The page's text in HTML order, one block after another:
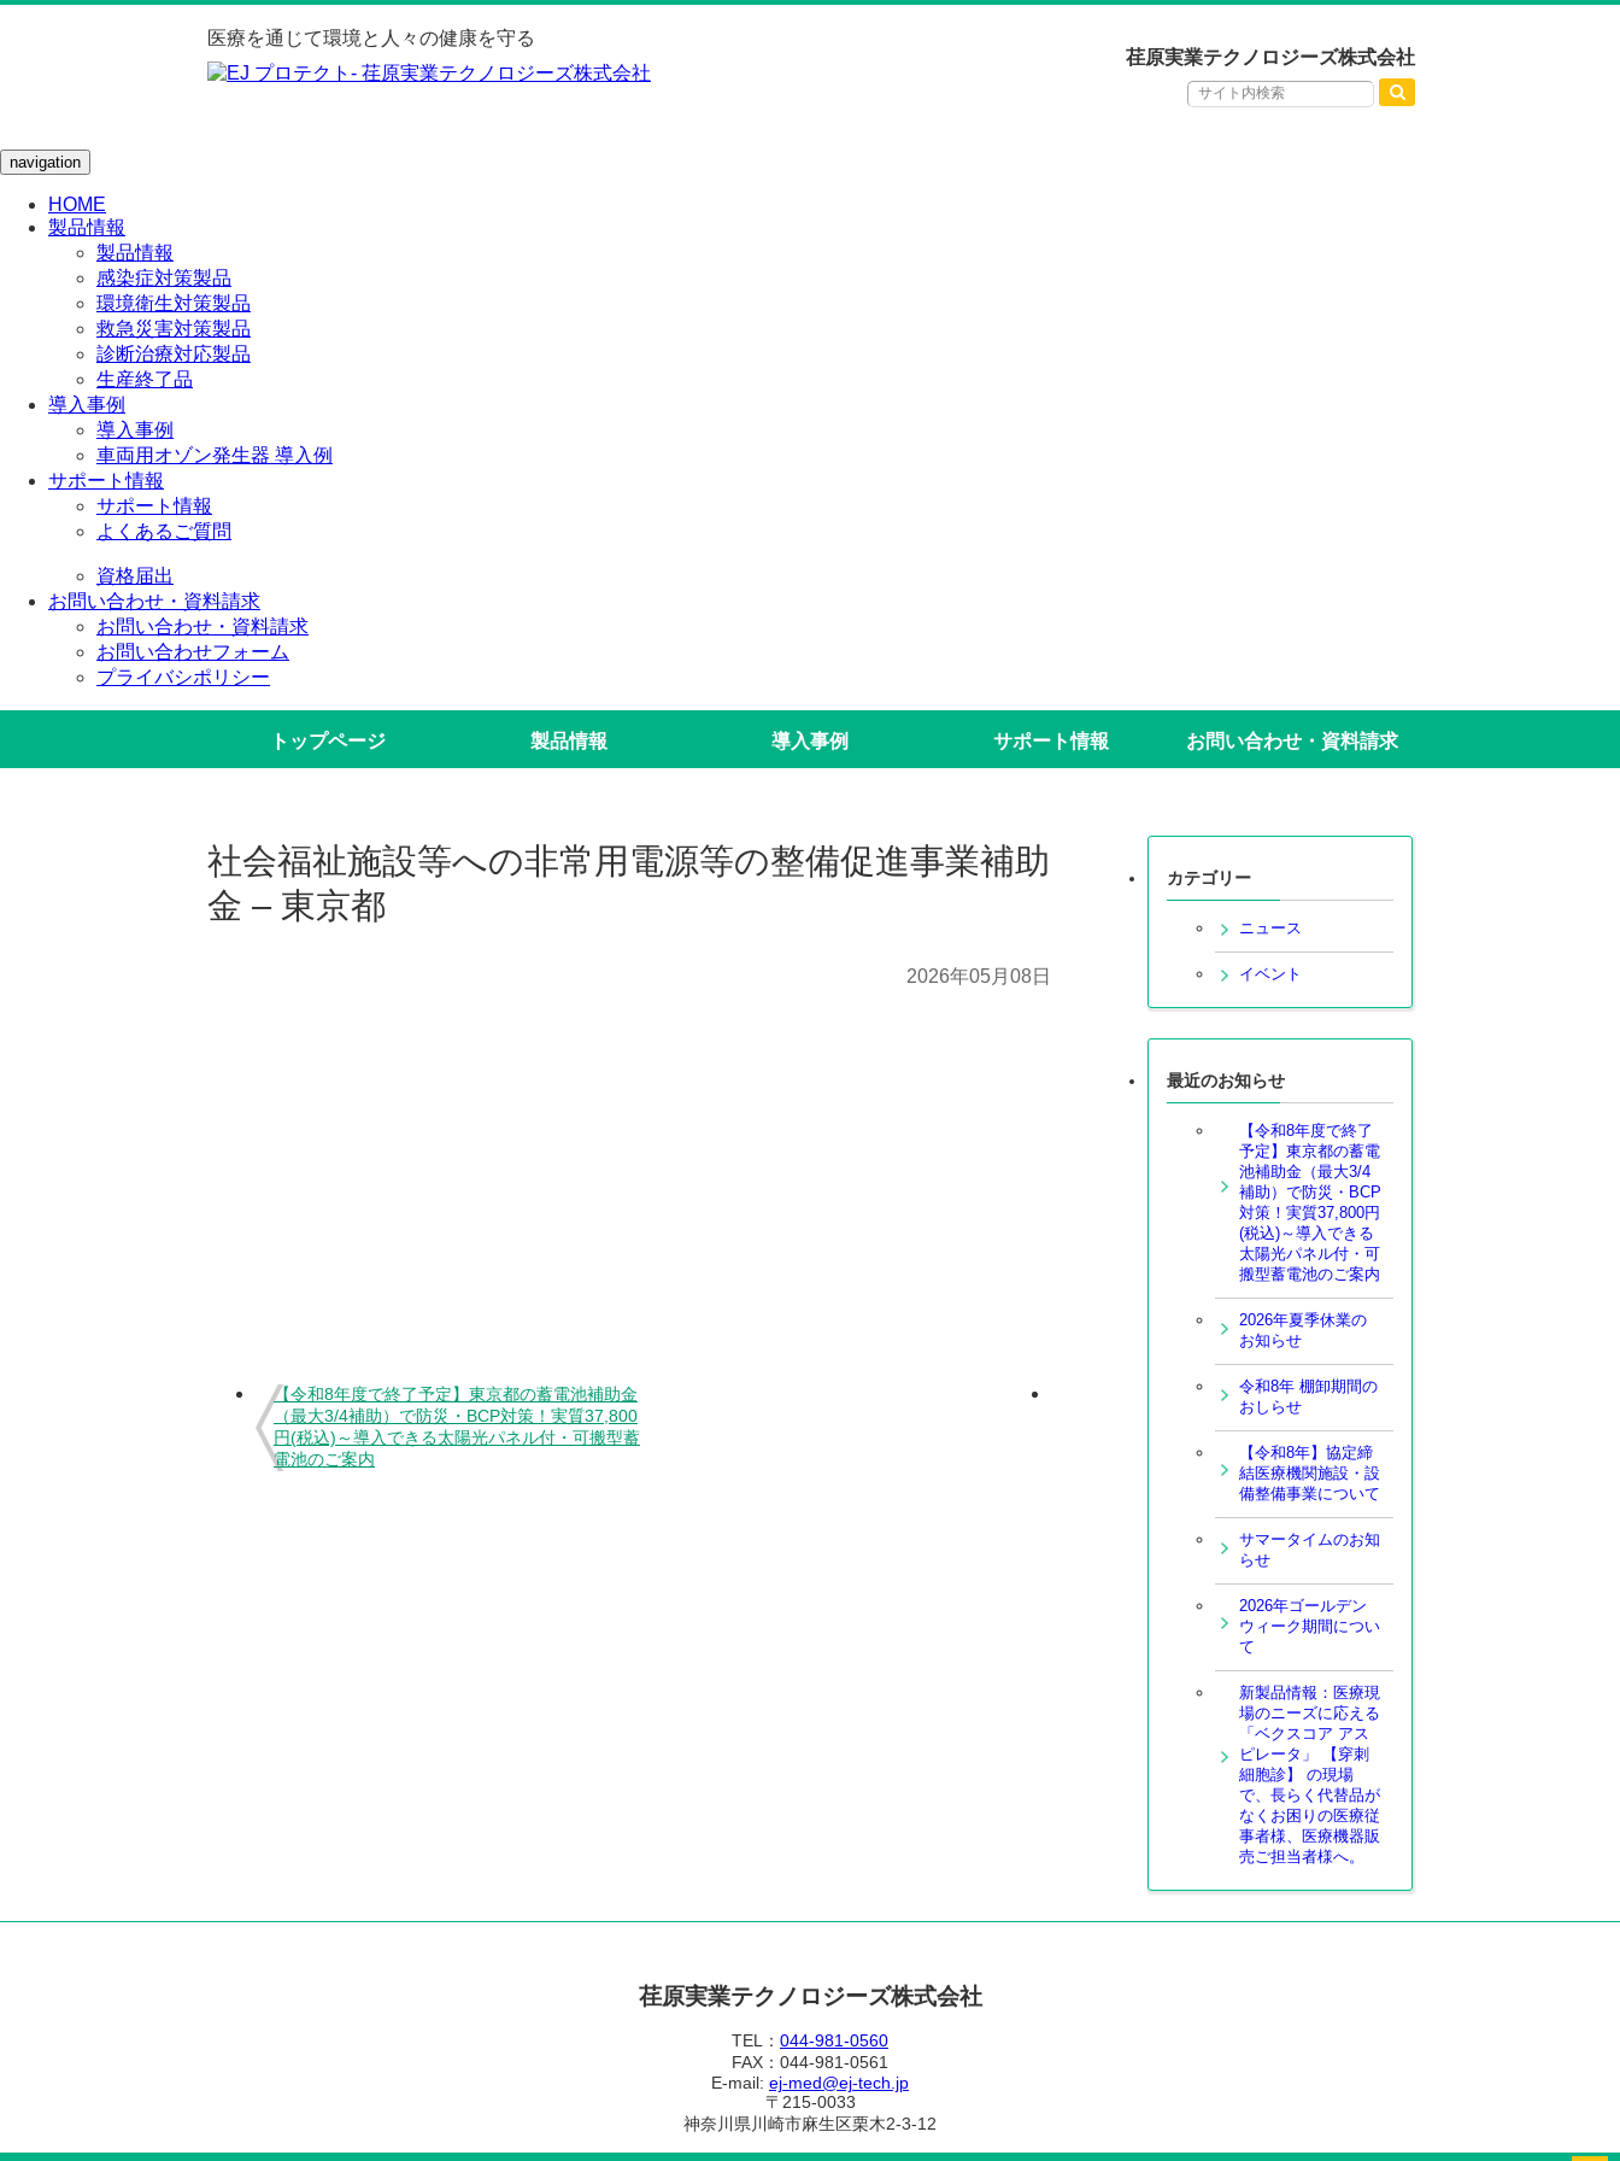
医療を通じて環境と人々の健康を守る
荏原実業テクノロジーズ株式会社
navigation
HOME
製品情報
製品情報
感染症対策製品
環境衛生対策製品
救急災害対策製品
診断治療対応製品
生産終了品
導入事例
導入事例
車両用オゾン発生器 導入例
サポート情報
サポート情報
よくあるご質問
資格届出
お問い合わせ・資料請求
お問い合わせ・資料請求
お問い合わせフォーム
プライバシポリシー
トップページ 製品情報 導入事例 サポート情報 お問い合わせ・資料請求
社会福祉施設等への非常用電源等の整備促進事業補助
金 – 東京都
2026年05月08日
【令和8年度で終了予定】東京都の蓄電池補助金
（最大3/4補助）で防災・BCP対策！実質37,800
円(税込)～導入できる太陽光パネル付・可搬型蓄
電池のご案内
カテゴリー
ニュース
イベント
最近のお知らせ
【令和8年度で終了
予定】東京都の蓄電
池補助金（最大3/4
補助）で防災・BCP
対策！実質37,800円
(税込)～導入できる
太陽光パネル付・可
搬型蓄電池のご案内
2026年夏季休業の
お知らせ
令和8年 棚卸期間の
おしらせ
【令和8年】協定締
結医療機関施設・設
備整備事業について
サマータイムのお知
らせ
2026年ゴールデン
ウィーク期間につい
て
新製品情報：医療現
場のニーズに応える
「ベクスコア アス
ピレータ」 【穿刺
細胞診】 の現場
で、長らく代替品が
なくお困りの医療従
事者様、医療機器販
売ご担当者様へ。
荏原実業テクノロジーズ株式会社
TEL： 044-981-0560
FAX：044-981-0561
E-mail: ej-med@ej-tech.jp
〒215-0033
神奈川県川崎市麻生区栗木2-3-12